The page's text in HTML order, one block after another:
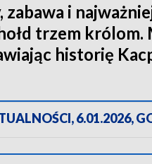
i
trzem królom.
historię
6.01.2026,